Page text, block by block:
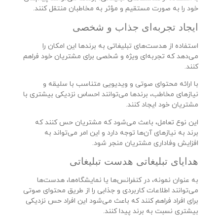
خود را به صورت مستقیم و مؤثر به مخاطبان منتقل کنند.
ایجاد تجربه‌ای جذاب و شخصی
استفاده از هدست‌های تبلیغاتی به برندها این امکان را
می‌دهد که تجربه‌ای ویژه و شخصی برای مشتریان خود فراهم
کنند.
با ارائه محتوای صوتی و ویدیویی متناسب با سلیقه و
نیازهای مخاطب، برندها می‌توانند احساس نزدیکی بیشتری با
مشتریان خود ایجاد کنند.
این نوع تعامل، باعث می‌شود که مشتریان حس کنند که
برند به نیازهای آن‌ها توجه دارد و این امر می‌تواند به
افزایش وفاداری مشتریان منجر شود.
هدایای تبلیغاتی هدست تبلیغاتی
به عنوان نمونه، در کنفرانس‌ها یا نمایشگاه‌ها، هدست‌ها
می‌توانند اطلاعات کاربردی و جذابی را از طریق محتوای صوتی
برای افراد فراهم کنند که باعث می‌شود این افراد حس نزدیکی
بیشتری نسبت به برند پیدا کنند.